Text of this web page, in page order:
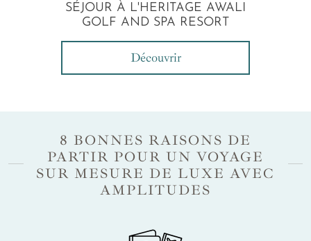
SÉJOUR À L'HERITAGE AWALI
GOLF AND SPA RESORT
Découvrir
8 BONNES RAISONS DE
PARTIR POUR UN VOYAGE
SUR MESURE DE LUXE AVEC
AMPLITUDES